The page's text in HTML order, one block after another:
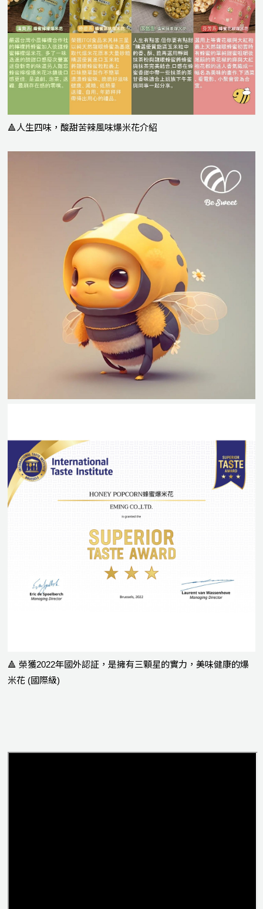
🔺人生四味，酸甜苦辣風味爆米花介紹
🔺 榮獲2022年國外認証，是擁有三顆星的實力，美味健康的爆
米花 (國際級)